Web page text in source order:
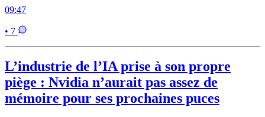
09:47
• 7
L’industrie de l’IA prise à son propre
piège : Nvidia n’aurait pas assez de
mémoire pour ses prochaines puces